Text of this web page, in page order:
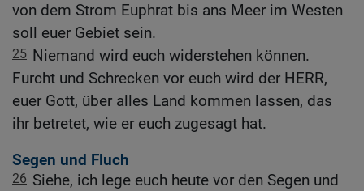
von dem Strom Euphrat bis ans Meer im Westen
soll euer Gebiet sein.
25 Niemand wird euch widerstehen können.
Furcht und Schrecken vor euch wird der HERR,
euer Gott, über alles Land kommen lassen, das
ihr betretet, wie er euch zugesagt hat.
Segen und Fluch
26 Siehe, ich lege euch heute vor den Segen und